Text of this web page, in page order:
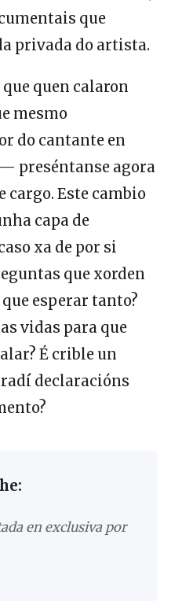
que
privada do artista.
quen calaron
mesmo
do cantante en
preséntanse agora
cargo. Este cambio
capa de
xa de por si
que xorden
esperar tanto?
vidas para que
É crible un
declaracións
en exclusiva por